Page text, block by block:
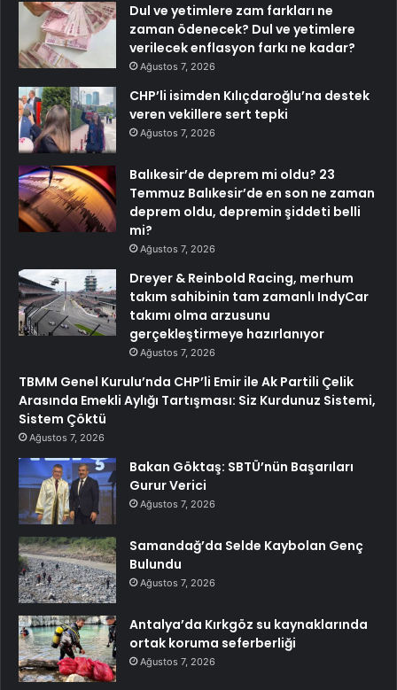
Dul ve yetimlere zam farkları ne
zaman ödenecek? Dul ve yetimlere
verilecek enflasyon farkı ne kadar?
Ağustos 7, 2026
CHP’li isimden Kılıçdaroğlu’na destek
veren vekillere sert tepki
Ağustos 7, 2026
Balıkesir’de deprem mi oldu? 23
Temmuz Balıkesir’de en son ne zaman
deprem oldu, depremin şiddeti belli
mi?
Ağustos 7, 2026
Dreyer & Reinbold Racing, merhum
takım sahibinin tam zamanlı IndyCar
takımı olma arzusunu
gerçekleştirmeye hazırlanıyor
Ağustos 7, 2026
TBMM Genel Kurulu’nda CHP’li Emir ile Ak Partili Çelik
Arasında Emekli Aylığı Tartışması: Siz Kurdunuz Sistemi,
Sistem Çöktü
Ağustos 7, 2026
Bakan Göktaş: SBTÜ’nün Başarıları
Gurur Verici
Ağustos 7, 2026
Samandağ’da Selde Kaybolan Genç
Bulundu
Ağustos 7, 2026
Antalya’da Kırkgöz su kaynaklarında
ortak koruma seferberliği
Ağustos 7, 2026